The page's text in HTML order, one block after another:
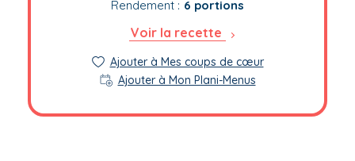
Rendement : 6 portions
Voir la recette
Ajouter à Mes coups de cœur
Ajouter à Mon Plani-Menus